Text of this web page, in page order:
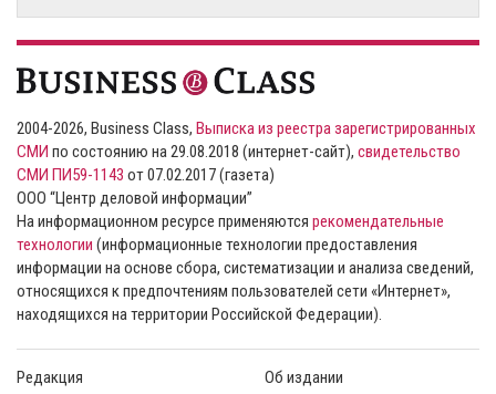
2004-2026, Business Class, Выписка из реестра зарегистрированных
СМИ по состоянию на 29.08.2018 (интернет-сайт), свидетельство
СМИ ПИ59-1143 от 07.02.2017 (газета)
ООО “Центр деловой информации”
На информационном ресурсе применяются рекомендательные
технологии (информационные технологии предоставления
информации на основе сбора, систематизации и анализа сведений,
относящихся к предпочтениям пользователей сети «Интернет»,
находящихся на территории Российской Федерации).
Редакция Об издании